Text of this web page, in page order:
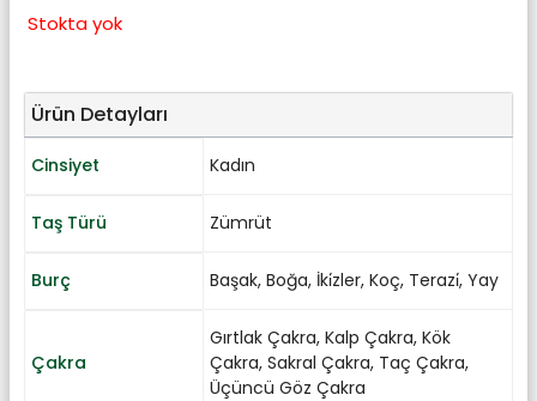
Stokta yok
Ürün Detayları
Cinsiyet Kadın
Taş Türü Zümrüt
Burç Başak, Boğa, İki̇zler, Koç, Terazi̇, Yay
Çakra
Gırtlak Çakra, Kalp Çakra, Kök
Çakra, Sakral Çakra, Taç Çakra,
Üçüncü Göz Çakra